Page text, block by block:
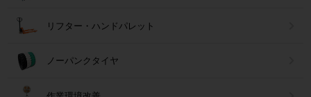
リフター・ハンドパレット
ノーパンクタイヤ